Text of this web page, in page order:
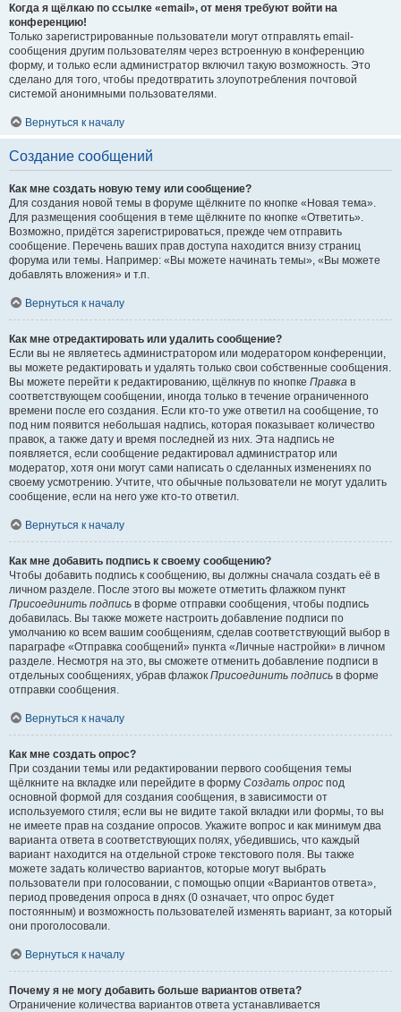
Когда я щёлкаю по ссылке «email», от меня требуют войти на
конференцию!
Только зарегистрированные пользователи могут отправлять email-
сообщения другим пользователям через встроенную в конференцию
форму, и только если администратор включил такую возможность. Это
сделано для того, чтобы предотвратить злоупотребления почтовой
системой анонимными пользователями.
Вернуться к началу
Создание сообщений
Как мне создать новую тему или сообщение?
Для создания новой темы в форуме щёлкните по кнопке «Новая тема».
Для размещения сообщения в теме щёлкните по кнопке «Ответить».
Возможно, придётся зарегистрироваться, прежде чем отправить
сообщение. Перечень ваших прав доступа находится внизу страниц
форума или темы. Например: «Вы можете начинать темы», «Вы можете
добавлять вложения» и т.п.
Вернуться к началу
Как мне отредактировать или удалить сообщение?
Если вы не являетесь администратором или модератором конференции,
вы можете редактировать и удалять только свои собственные сообщения.
Вы можете перейти к редактированию, щёлкнув по кнопке Правка в
соответствующем сообщении, иногда только в течение ограниченного
времени после его создания. Если кто-то уже ответил на сообщение, то
под ним появится небольшая надпись, которая показывает количество
правок, а также дату и время последней из них. Эта надпись не
появляется, если сообщение редактировал администратор или
модератор, хотя они могут сами написать о сделанных изменениях по
своему усмотрению. Учтите, что обычные пользователи не могут удалить
сообщение, если на него уже кто-то ответил.
Вернуться к началу
Как мне добавить подпись к своему сообщению?
Чтобы добавить подпись к сообщению, вы должны сначала создать её в
личном разделе. После этого вы можете отметить флажком пункт
Присоединить подпись в форме отправки сообщения, чтобы подпись
добавилась. Вы также можете настроить добавление подписи по
умолчанию ко всем вашим сообщениям, сделав соответствующий выбор в
параграфе «Отправка сообщений» пункта «Личные настройки» в личном
разделе. Несмотря на это, вы сможете отменить добавление подписи в
отдельных сообщениях, убрав флажок Присоединить подпись в форме
отправки сообщения.
Вернуться к началу
Как мне создать опрос?
При создании темы или редактировании первого сообщения темы
щёлкните на вкладке или перейдите в форму Создать опрос под
основной формой для создания сообщения, в зависимости от
используемого стиля; если вы не видите такой вкладки или формы, то вы
не имеете прав на создание опросов. Укажите вопрос и как минимум два
варианта ответа в соответствующих полях, убедившись, что каждый
вариант находится на отдельной строке текстового поля. Вы также
можете задать количество вариантов, которые могут выбрать
пользователи при голосовании, с помощью опции «Вариантов ответа»,
период проведения опроса в днях (0 означает, что опрос будет
постоянным) и возможность пользователей изменять вариант, за который
они проголосовали.
Вернуться к началу
Почему я не могу добавить больше вариантов ответа?
Ограничение количества вариантов ответа устанавливается